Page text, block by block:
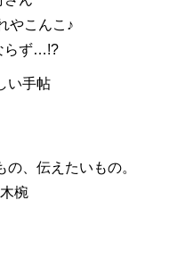
やこんこ♪
らず…!?
い手帖
、伝えたいもの。
木椀